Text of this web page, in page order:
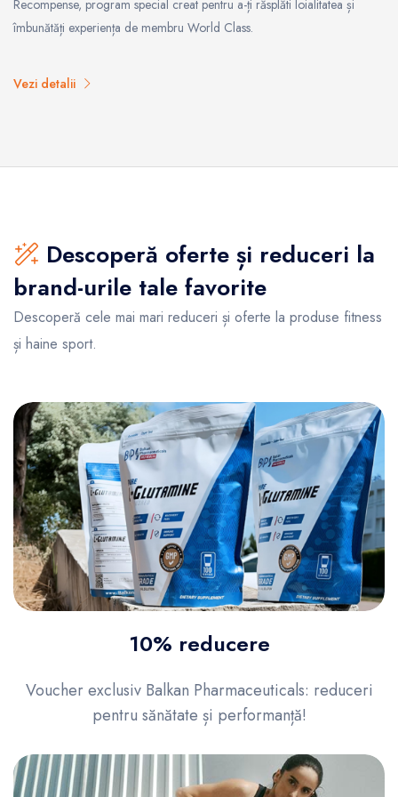
Recompense, program special creat pentru a-ți răsplăti loialitatea și
îmbunătăți experiența de membru World Class.
Vezi detalii
Descoperă oferte și reduceri la
brand-urile tale favorite
Descoperă cele mai mari reduceri și oferte la produse fitness
și haine sport.
10% reducere
Voucher exclusiv Balkan Pharmaceuticals: reduceri
pentru sănătate și performanță!